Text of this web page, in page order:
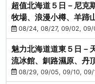
超值北海道５日－尼克
牧場、浪漫小樽、羊蹄
會、螃蟹懷石料理
08/24, 08/27, 09/02, 09/
魅力北海道道東５日－
流冰館、釧路濕原、丹
到飽08/29, 09/05, 09/10, 09/